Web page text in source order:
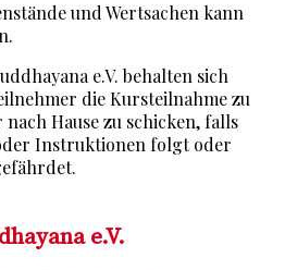
und Wertsachen kann
e.V. behalten sich
die Kursteilnahme zu
Hause zu schicken, falls
Instruktionen folgt oder
e.V.